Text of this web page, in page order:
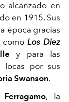
alcanzado en
en 1915. Sus
época gracias
como Los Diez
y para las
locas por sus
Swanson.
, la